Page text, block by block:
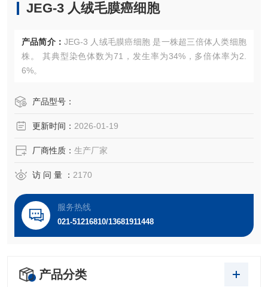
JEG-3 人绒毛膜癌细胞
产品简介： JEG-3 人绒毛膜癌细胞 是一株超三倍体人类细胞
株。 其典型染色体数为71，发生率为34%，多倍体率为2.
6%。
产品型号：
更新时间： 2026-01-19
厂商性质： 生产厂家
访 问 量 ： 2170
服务热线
021-51216810/13681911448
产品分类